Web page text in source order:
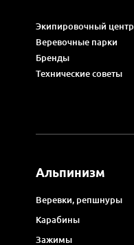
Экипировочный центр
Веревочные парки
Бренды
Технические советы
Альпинизм
Веревки, репшнуры
Карабины
Зажимы